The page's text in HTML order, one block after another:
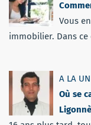
Vous
immobilier. Dans ce
A LA
Où se